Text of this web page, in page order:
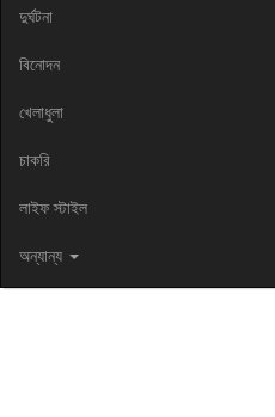
দুর্ঘটনা
বিনোদন
খেলাধুলা
চাকরি
লাইফ স্টাইল
অন্যান্য